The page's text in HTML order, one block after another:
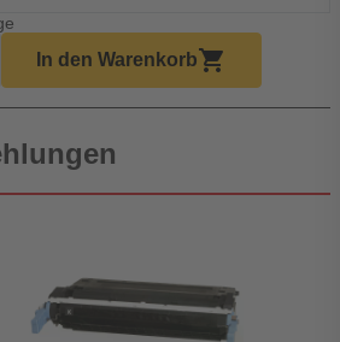
Menge
In den Warenkorbshopping_cart